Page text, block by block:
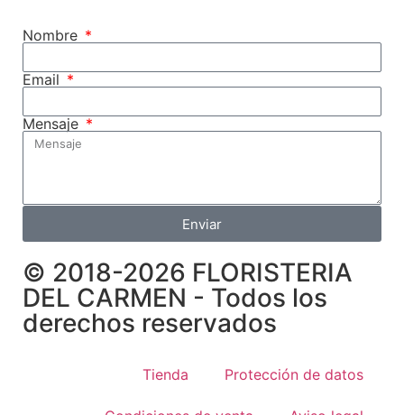
Nombre
Email
Mensaje
Enviar
© 2018-2026 FLORISTERIA
DEL CARMEN - Todos los
derechos reservados
Tienda Protección de datos